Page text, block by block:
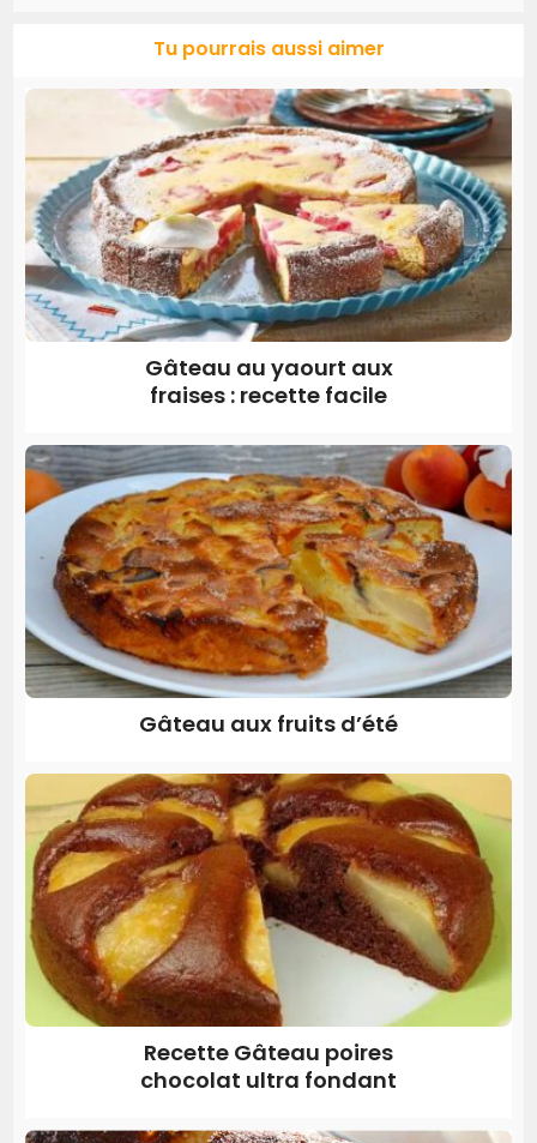
Tu pourrais aussi aimer
Gâteau au yaourt aux
fraises : recette facile
Gâteau aux fruits d’été
Recette Gâteau poires
chocolat ultra fondant